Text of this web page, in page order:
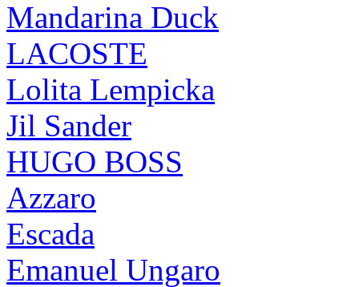
Mandarina Duck
LACOSTE
Lolita Lempicka
Jil Sander
HUGO BOSS
Azzaro
Escada
Emanuel Ungaro